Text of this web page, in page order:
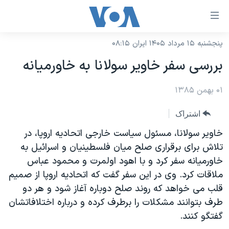
لینکهای
دسترسی
جهش
محتوای
جهش
به
صفحه
اصلی
جهش
به
جستجو
نسخه سبک وب‌سایت
موضوع ها
ایران
جهان
ورزشی
ویژه برنامه‌ها
ویدیوها
برنامه های تلویزیونی
جدول برنامه ها
صفحه‌های ویژه
جام جهانی ۲۰۲۶
عملیات خشم حماسی
۲۵۰سالگی آمریکا
بایگانی برنامه‌های تلویزیونی
فرکانس‌های صدای آمریکا
پخش رادیویی
یادگیری زبان انگلیسی
پنجشنبه ۱۵ مرداد ۱۴۰۵ ایران ۰۸:۱۵
بررسی سفر خاوير سولانا به خاورميانه
۰۱ بهمن ۱۳۸۵
اشتراک
خاوير سولانا، مسئول سياست خارجی اتحاديه اروپا، در
تلاش برای برقراری صلح ميان فلسطينيان و اسرائيل به
خاورميانه سفر کرد و با اهود اولمرت و محمود عباس
ملاقات کرد. وی در اين سفر گفت که اتحاديه اروپا از صميم
قلب می خواهد که روند صلح دوباره آغاز شود و هر دو
طرف بتوانند مشکلات را برطرف کرده و درباره اختلافاتشان
گفتگو کنند.